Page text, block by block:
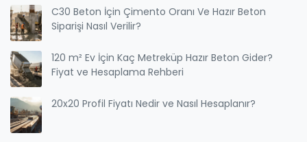
C30 Beton İçin Çimento Oranı Ve Hazır Beton
Siparişi Nasıl Verilir?
120 m² Ev İçin Kaç Metreküp Hazır Beton Gider?
Fiyat ve Hesaplama Rehberi
20x20 Profil Fiyatı Nedir ve Nasıl Hesaplanır?